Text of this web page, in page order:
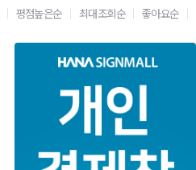
평점높은순 최대조회순 좋아요순